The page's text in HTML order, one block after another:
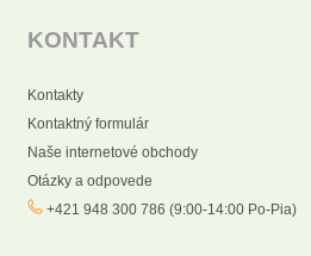
KONTAKT
Kontakty
Kontaktný formulár
Naše internetové obchody
Otázky a odpovede
+421 948 300 786 (9:00-14:00 Po-Pia)